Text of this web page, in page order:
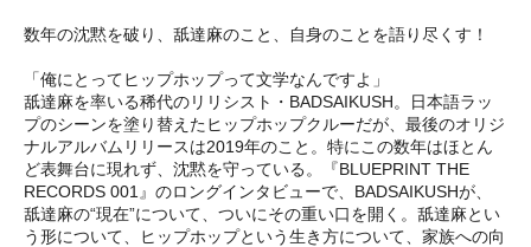
数年の沈黙を破り、舐達麻のこと、自身のことを語り尽くす！
「俺にとってヒップホップって文学なんですよ」
舐達麻を率いる稀代のリリシスト・BADSAIKUSH。日本語ラッ
プのシーンを塗り替えたヒップホップクルーだが、最後のオリジ
ナルアルバムリリースは2019年のこと。特にこの数年はほとん
ど表舞台に現れず、沈黙を守っている。『BLUEPRINT THE
RECORDS 001』のロングインタビューで、BADSAIKUSHが、
舐達麻の“現在”について、ついにその重い口を開く。舐達麻とい
う形について、ヒップホップという生き方について、家族への向